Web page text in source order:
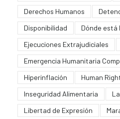
Derechos Humanos
Disponibilidad
Dónde está
Ejecuciones Extrajudiciales
Emergencia Humanitaria
Hiperinflación
Human
Inseguridad Alimentaria
Libertad de Expresión